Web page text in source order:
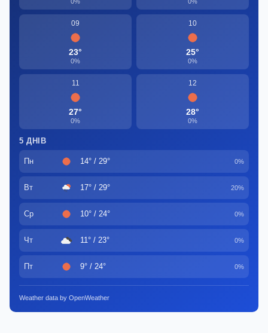
09
23°
0%
10
25°
0%
11
27°
0%
12
28°
0%
5 ДНІВ
Пн 14° / 29° 0%
Вт 17° / 29° 20%
Ср 10° / 24° 0%
Чт 11° / 23° 0%
Пт 9° / 24° 0%
Weather data by OpenWeather